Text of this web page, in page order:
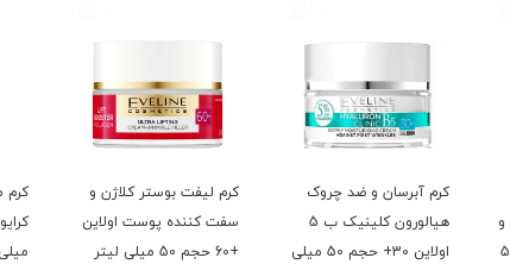
و
حجم 50
کرم آبرسان و ضد چروک
هيالورون کلينيک ب 5
اولاین 30+ حجم 50 میلی
کرم لیفت بوستر کلاژن و
سفت کننده پوست اولاین
+60 حجم 50 میلی لیتر